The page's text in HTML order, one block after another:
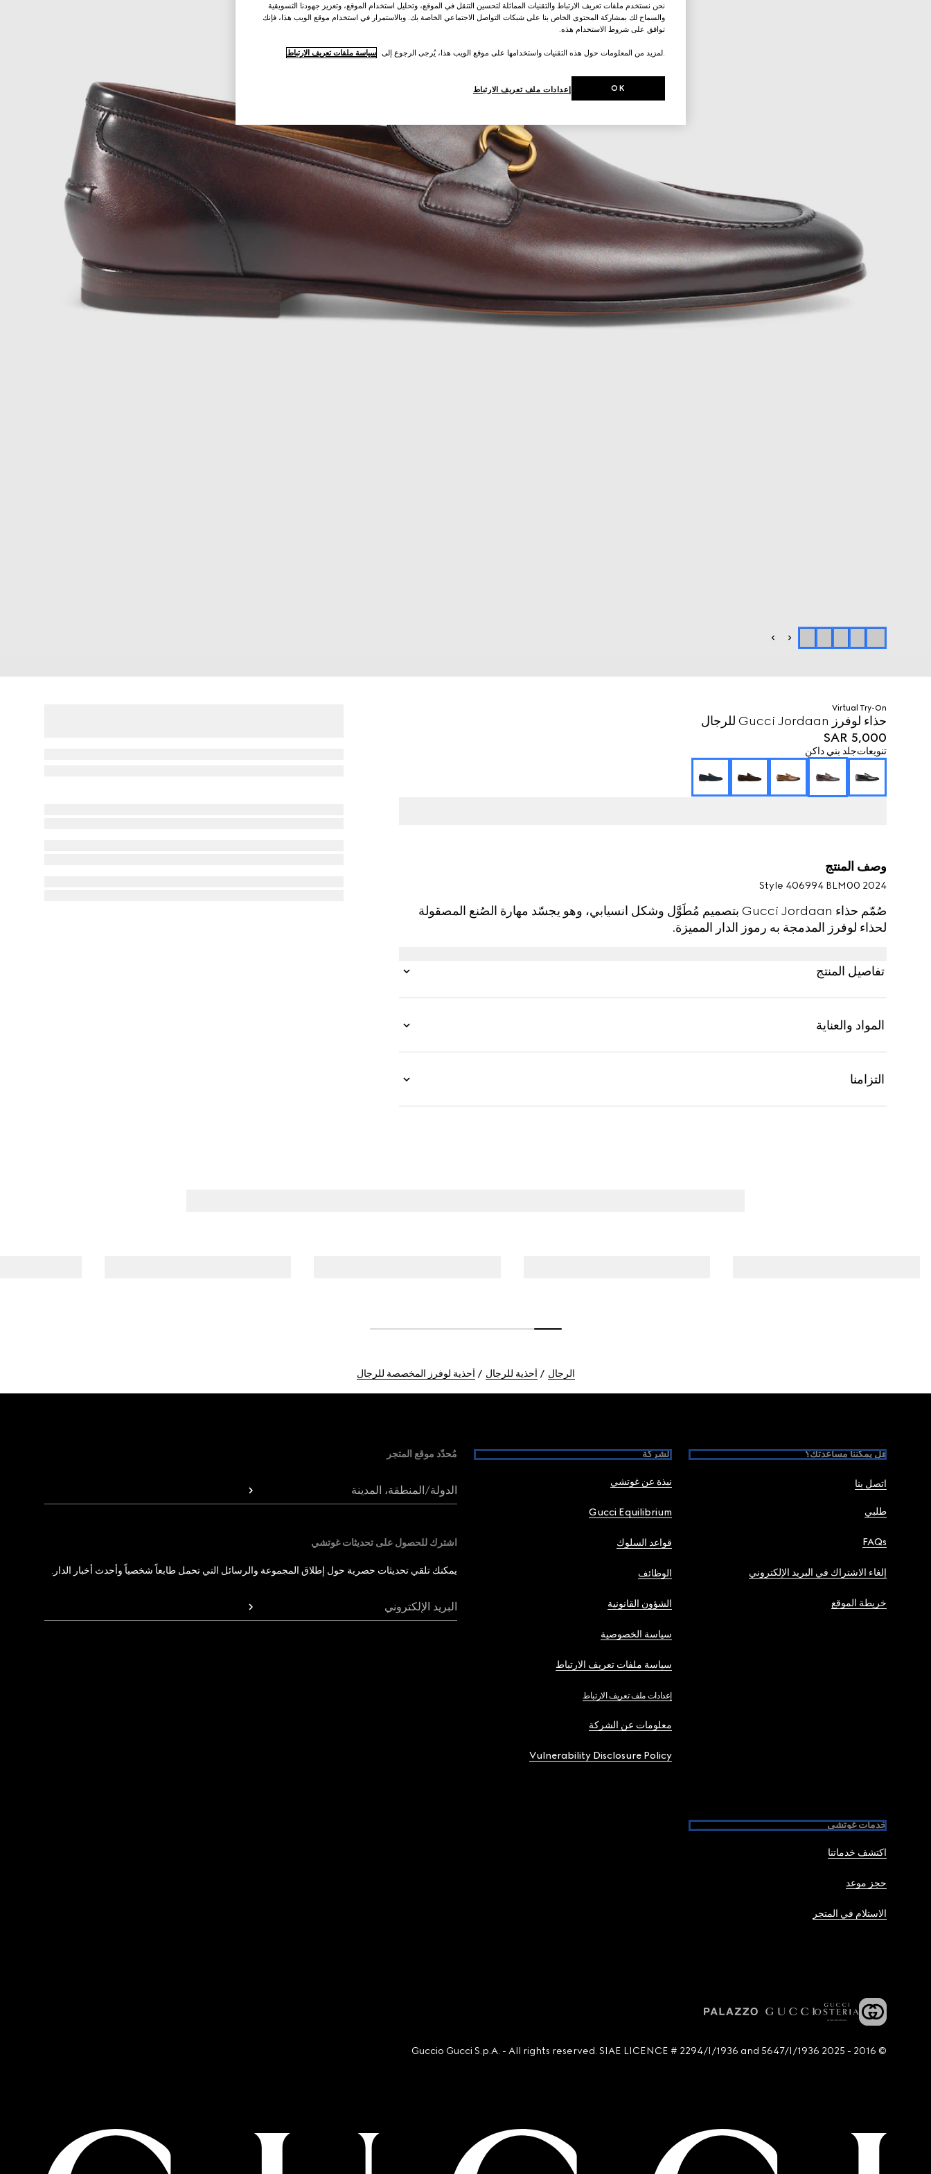
Virtual Try-On
حذاء لوفرز Gucci Jordaan للرجال
SAR 5,000
تنويعاتجلد بني داكن
وصف المنتج
Style ‎406994 BLM00 2024
صُمّم حذاء Gucci Jordaan بتصميم مُطَوَّل وشكل انسيابي، وهو يجسّد مهارة الصُنع المصقولة
لحذاء لوفرز المدمجة به رموز الدار المميزة.
تفاصيل المنتج
المواد والعناية
التزامنا
الرجال أحذية للرجال أحذية لوفرز المخصصة للرجال
هل يمكننا مساعدتك؟
اتصل بنا
طلبي
FAQs
إلغاء الاشتراك في البريد الإلكتروني
خريطة الموقع
الشركة
نبذة عن غوتشي
Gucci Equilibrium
قواعد السلوك
الوظائف
الشؤون القانونية
سياسة الخصوصية
سياسة ملفات تعريف الارتباط
إعدادات ملف تعريف الارتباط
معلومات عن الشركة
Vulnerability Disclosure Policy
خدمات غوتشي
اكتشف خدماتنا
حجز موعد
الاستلام في المتجر
مُحدّد موقع المتجر
الدولة/المنطقة، المدينة
اشترك للحصول على تحديثات غوتشي
يمكنك تلقي تحديثات حصرية حول إطلاق المجموعة والرسائل التي تحمل طابعاً شخصياً وأحدث أخبار الدار.
البريد الإلكتروني
© 2016 - 2025 Guccio Gucci S.p.A. - All rights reserved. SIAE LICENCE # 2294/I/1936 and 5647/I/1936
نحن نستخدم ملفات تعريف الارتباط والتقنيات المماثلة لتحسين التنقل في الموقع، وتحليل استخدام الموقع، وتعزيز جهودنا التسويقية
والسماح لك بمشاركة المحتوى الخاص بنا على شبكات التواصل الاجتماعي الخاصة بك. وبالاستمرار في استخدام موقع الويب هذا، فإنك
توافق على شروط الاستخدام هذه.
.لمزيد من المعلومات حول هذه التقنيات واستخدامها على موقع الويب هذا، يُرجى الرجوع إلى سياسة ملفات تعريف الارتباط
إعدادات ملف تعريف الارتباط OK